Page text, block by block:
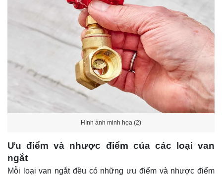
Hình ảnh minh họa (2)
Ưu điểm và nhược điểm của các loại van
ngắt
Mỗi loại van ngắt đều có những ưu điểm và nhược điểm